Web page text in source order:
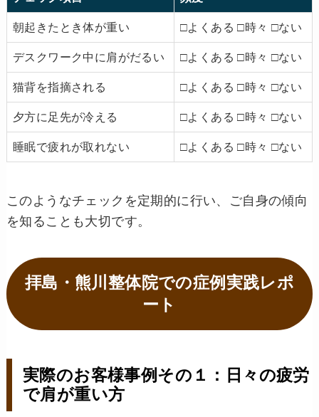
朝起きたとき体が重い □よくある □時々 □ない
デスクワーク中に肩がだるい □よくある □時々 □ない
猫背を指摘される □よくある □時々 □ない
夕方に足先が冷える □よくある □時々 □ない
睡眠で疲れが取れない □よくある □時々 □ない
このようなチェックを定期的に行い、ご自身の傾向
を知ることも大切です。
拝島・熊川整体院での症例実践レポ
ート
実際のお客様事例その１：日々の疲労
で肩が重い方